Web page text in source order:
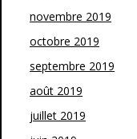
novembre 2019
octobre 2019
septembre 2019
août 2019
juillet 2019